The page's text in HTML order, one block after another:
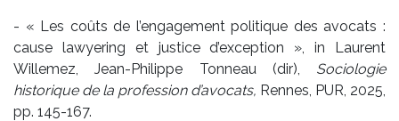
- « Les coûts de l’engagement politique des avocats :
cause lawyering et justice d’exception », in Laurent
Willemez, Jean-Philippe Tonneau (dir), Sociologie
historique de la profession d’avocats, Rennes, PUR, 2025,
pp. 145-167.